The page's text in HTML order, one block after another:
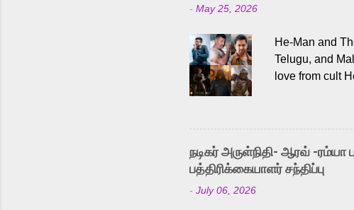
- May 25, 2026
He-Man and
Telugu, and
love from cult
Adding to the
singer Karthik,
like “Behene
Karthik is
a strong fit for
நடிகர் அருள்நிதி- ஆரவ் -
பத்திரிக்கையாளர் சந்திப்பு
- July 06, 2026